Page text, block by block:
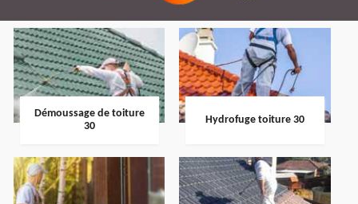
Démoussage de toiture
30
Hydrofuge toiture 30